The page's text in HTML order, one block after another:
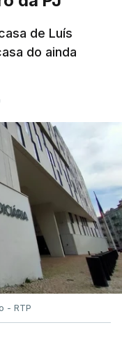
de Luís
do ainda
- RTP